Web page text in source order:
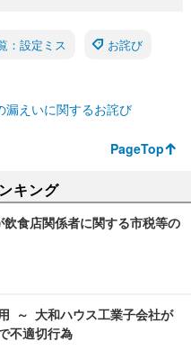
設定ミス お詫び
漏えいに関するお詫び
PageTop
キング
食店関係者に関する市税等の
～ 大和ハウス工業子会社が
不適切行為